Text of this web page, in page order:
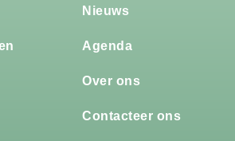
Nieuws
Agenda
Over ons
Contacteer ons